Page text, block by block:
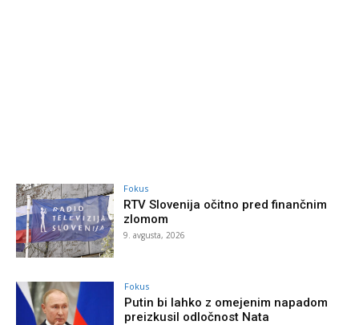
Fokus
RTV Slovenija očitno pred finančnim
zlomom
9. avgusta, 2026
Fokus
Putin bi lahko z omejenim napadom
preizkusil odločnost Nata